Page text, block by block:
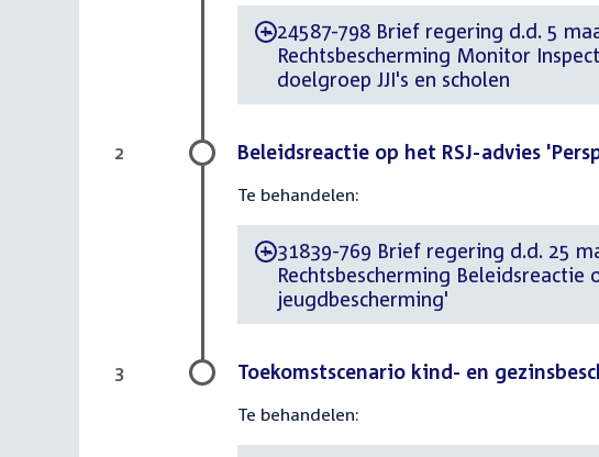
-24587-798 Brief regering d.d. 5
Rechtsbescherming Monitor
doelgroep JJI's en scholen
Beleidsreactie op het RSJ-advies
Te behandelen:
-31839-769 Brief regering d.d. 25
Rechtsbescherming Beleidsreactie
jeugdbescherming'
2
Toekomstscenario kind- en
Te behandelen:
3